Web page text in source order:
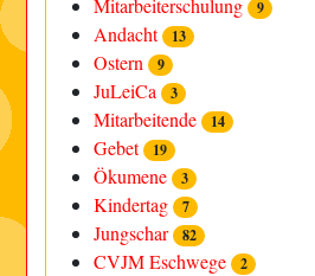
Mitarbeiterschulung 9
Andacht 13
Ostern 9
JuLeiCa 3
Mitarbeitende 14
Gebet 19
Ökumene 3
Kindertag 7
Jungschar 82
CVJM Eschwege 2